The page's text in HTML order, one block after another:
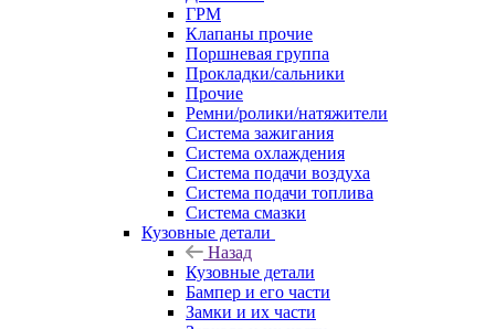
ГРМ
Клапаны прочие
Поршневая группа
Прокладки/сальники
Прочие
Ремни/ролики/натяжители
Система зажигания
Система охлаждения
Система подачи воздуха
Система подачи топлива
Система смазки
Кузовные детали
Назад
Кузовные детали
Бампер и его части
Замки и их части